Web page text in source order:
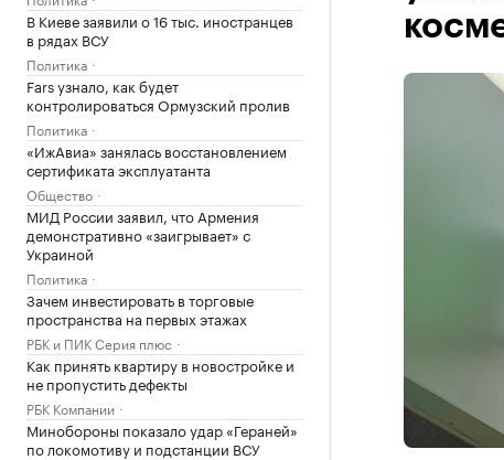
В Киеве заявили о 16 тыс. иностранцев
в рядах ВСУ
Политика
Fars узнало, как будет
контролироваться Ормузский пролив
Политика
«ИжАвиа» занялась восстановлением
сертификата эксплуатанта
Общество
МИД России заявил, что Армения
демонстративно «заигрывает» с
Украиной
Политика
Зачем инвестировать в торговые
пространства на первых этажах
РБК и ПИК Серия плюс
Как принять квартиру в новостройке и
не пропустить дефекты
РБК Компании
Минобороны показало удар «Гераней»
по локомотиву и подстанции ВСУ